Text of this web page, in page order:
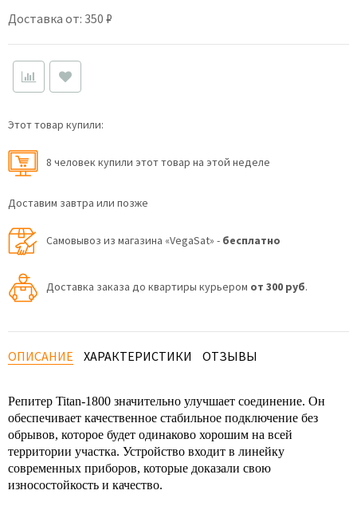
Доставка от: 350 ₽
Этот товар купили:
8 человек купили этот товар на этой неделе
Доставим завтра или позже
Самовывоз из магазина «VegaSat» - бесплатно
Доставка заказа до квартиры курьером от 300 руб.
ОПИСАНИЕ ХАРАКТЕРИСТИКИ ОТЗЫВЫ
Репитер Titan-1800 значительно улучшает соединение. Он
обеспечивает качественное стабильное подключение без
обрывов, которое будет одинаково хорошим на всей
территории участка. Устройство входит в линейку
современных приборов, которые доказали свою
износостойкость и качество.